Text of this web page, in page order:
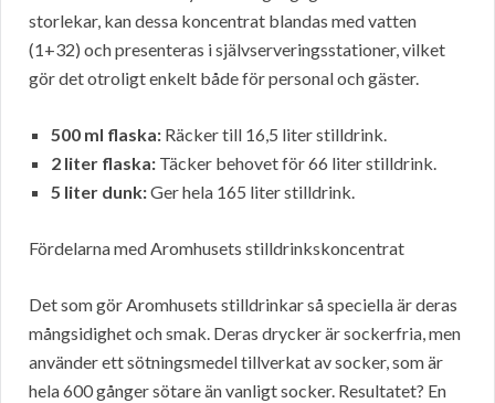
storlekar, kan dessa koncentrat blandas med vatten
(1+32) och presenteras i självserveringsstationer, vilket
gör det otroligt enkelt både för personal och gäster.
500 ml flaska: Räcker till 16,5 liter stilldrink.
2 liter flaska: Täcker behovet för 66 liter stilldrink.
5 liter dunk:Ger hela 165 liter stilldrink.
Fördelarna med Aromhusets stilldrinkskoncentrat
Det som gör Aromhusets stilldrinkar så speciella är deras
mångsidighet och smak. Deras drycker är sockerfria, men
använder ett sötningsmedel tillverkat av socker, som är
hela 600 gånger sötare än vanligt socker. Resultatet? En